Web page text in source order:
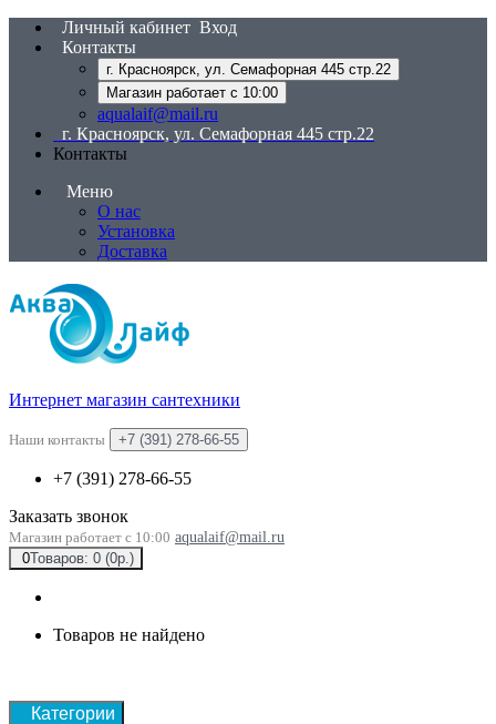
Личный кабинет Вход
Контакты
г. Красноярск, ул. Семафорная 445 стр.22
Магазин работает с 10:00
aqualaif@mail.ru
г. Красноярск, ул. Семафорная 445 стр.22
Контакты
Меню
О нас
Установка
Доставка
Интернет магазин сантехники
Наши контакты +7 (391) 278-66-55
+7 (391) 278-66-55
Заказать звонок
Магазин работает с 10:00 aqualaif@mail.ru
0Товаров: 0 (0р.)
Товаров не найдено
Категории